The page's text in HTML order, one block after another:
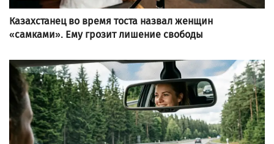
Казахстанец во время тоста назвал женщин
«самками». Ему грозит лишение свободы